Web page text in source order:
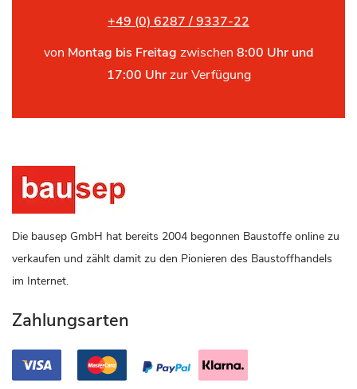
+49 (0) 6287 / 9337-22
von Montag bis Freitag zwischen 8:00 Uhr und
17:00 Uhrzur Verfügung
Die bausep GmbH hat bereits 2004 begonnen Baustoffe online zu
verkaufen und zählt damit zu den Pionieren des Baustoffhandels
im Internet.
Zahlungsarten